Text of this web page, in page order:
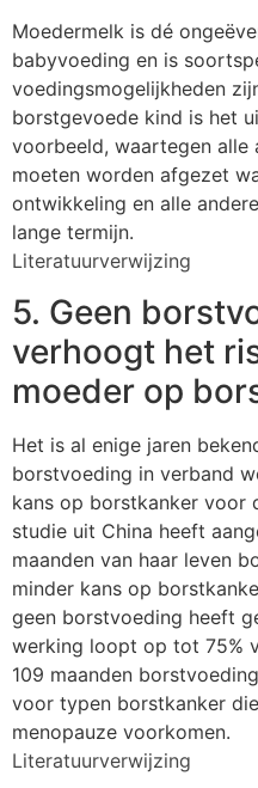
Moedermelk is dé
babyvoeding en is
voedingsmogelijkheden
borstgevoede kind is het
voorbeeld, waartegen alle
moeten worden afgezet
ontwikkeling en alle
lange termijn.
Literatuurverwijzing
5. Geen
verhoogt het
moeder op
Het is al enige jaren
borstvoeding in verband
kans op borstkanker voor
studie uit China heeft
maanden van haar leven
minder kans op
geen borstvoeding heeft
werking loopt op tot 75%
109 maanden
voor typen borstkanker
menopauze voorkomen.
Literatuurverwijzing